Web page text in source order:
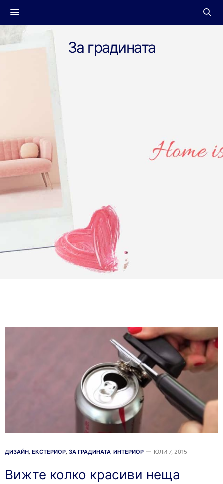
За градината
ДИЗАЙН, ЕКСТЕРИОР, ЗА ГРАДИНАТА, ИНТЕРИОР ЮЛИ 7, 2015
Вижте колко красиви неща